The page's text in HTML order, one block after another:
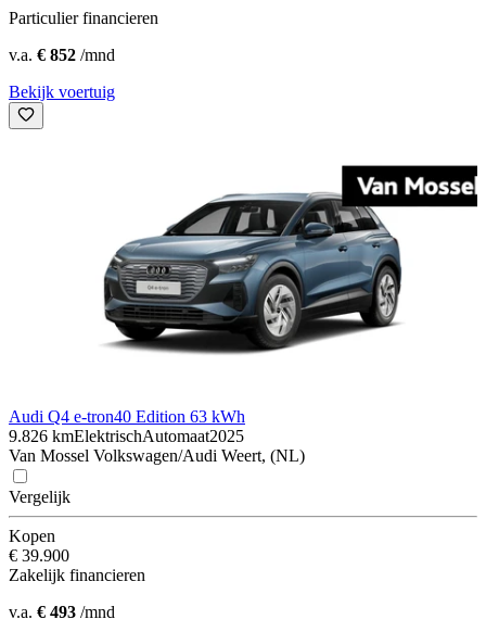
Particulier financieren
v.a. € 852 /mnd
Bekijk voertuig
Audi Q4 e-tron40 Edition 63 kWh
9.826 kmElektrischAutomaat2025
Van Mossel Volkswagen/Audi Weert, (NL)
Vergelijk
Kopen
€ 39.900
Zakelijk financieren
v.a. € 493 /mnd